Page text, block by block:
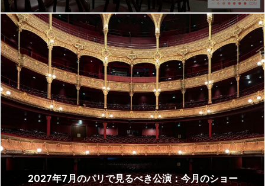
2027年7月のパリで見るべき公演：今月のショー